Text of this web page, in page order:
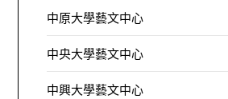
中原大學藝文中心
中央大學藝文中心
中興大學藝文中心